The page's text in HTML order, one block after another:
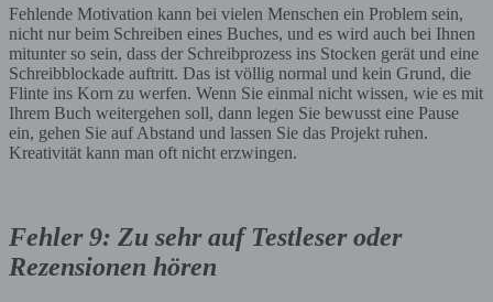
Fehlende Motivation kann bei vielen Menschen ein Problem sein,
nicht nur beim Schreiben eines Buches, und es wird auch bei Ihnen
mitunter so sein, dass der Schreibprozess ins Stocken gerät und eine
Schreibblockade auftritt. Das ist völlig normal und kein Grund, die
Flinte ins Korn zu werfen. Wenn Sie einmal nicht wissen, wie es mit
Ihrem Buch weitergehen soll, dann legen Sie bewusst eine Pause
ein, gehen Sie auf Abstand und lassen Sie das Projekt ruhen.
Kreativität kann man oft nicht erzwingen.
Fehler 9: Zu sehr auf Testleser oder
Rezensionen hören